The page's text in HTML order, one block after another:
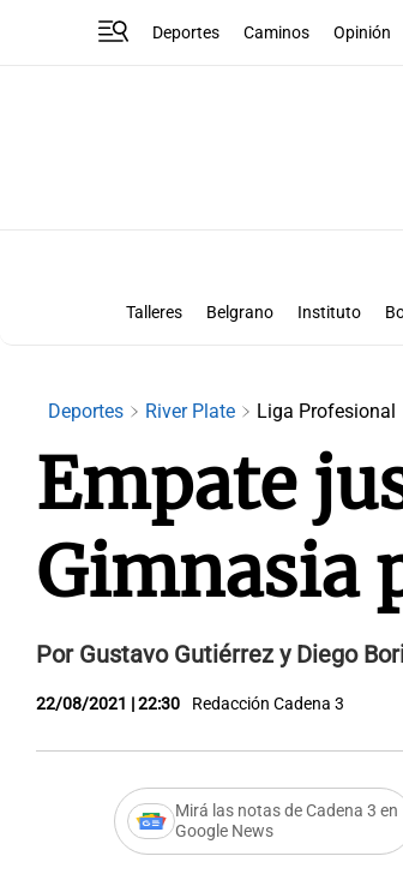
Deportes Caminos Opinión
Talleres Belgrano Instituto
Deportes River Plate Liga Profesional
Empate
Gimnasia
Por Gustavo Gutiérrez y Diego
22/08/2021 | 22:30 Redacción Cadena 3
Mirá las notas de Cadena 3 en
Google News